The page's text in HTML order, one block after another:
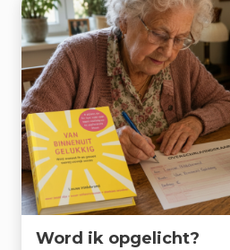
Word ik opgelicht?